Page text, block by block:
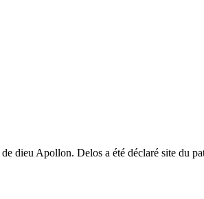
dieu Apollon. Delos a été déclaré site du